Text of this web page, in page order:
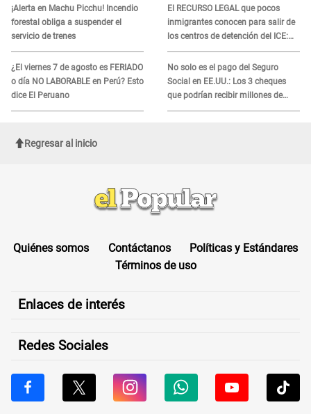
¡Alerta en Machu Picchu! Incendio
forestal obliga a suspender el
servicio de trenes
¿El viernes 7 de agosto es FERIADO
o día NO LABORABLE en Perú? Esto
dice El Peruano
El RECURSO LEGAL que pocos
inmigrantes conocen para salir de
los centros de detención del ICE:
Trump quiere ELIMINARLO
No solo es el pago del Seguro
Social en EE.UU.: Los 3 cheques
que podrían recibir millones de
personas en agosto
Regresar al inicio
Quiénes somos Contáctanos
Políticas y Estándares
Términos de uso
Enlaces de interés
Redes Sociales